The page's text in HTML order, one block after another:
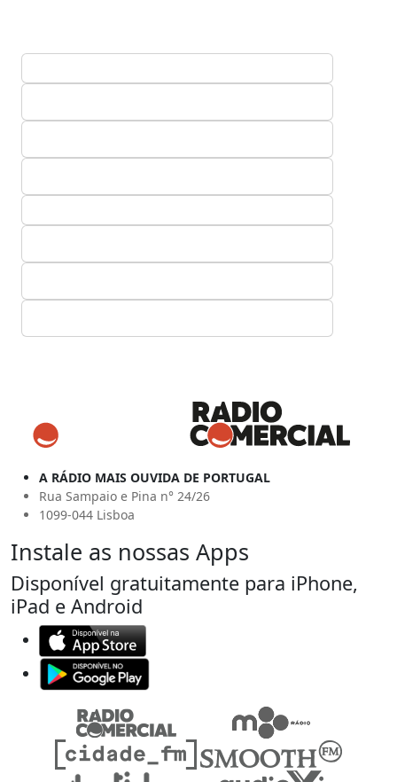
A RÁDIO MAIS OUVIDA DE PORTUGAL
Rua Sampaio e Pina n° 24/26
1099-044 Lisboa
Instale as nossas Apps
Disponível gratuitamente para iPhone,
iPad e Android